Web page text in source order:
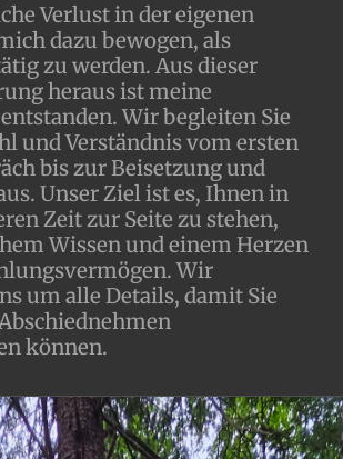
Verlust in der eigenen
dazu bewogen, als
zu werden. Aus dieser
heraus ist meine
Wir begleiten Sie
und Verständnis vom ersten
bis zur Beisetzung und
Unser Ziel ist es, Ihnen in
Zeit zur Seite zu stehen,
Wissen und einem Herzen
Wir
um alle Details, damit Sie
können.